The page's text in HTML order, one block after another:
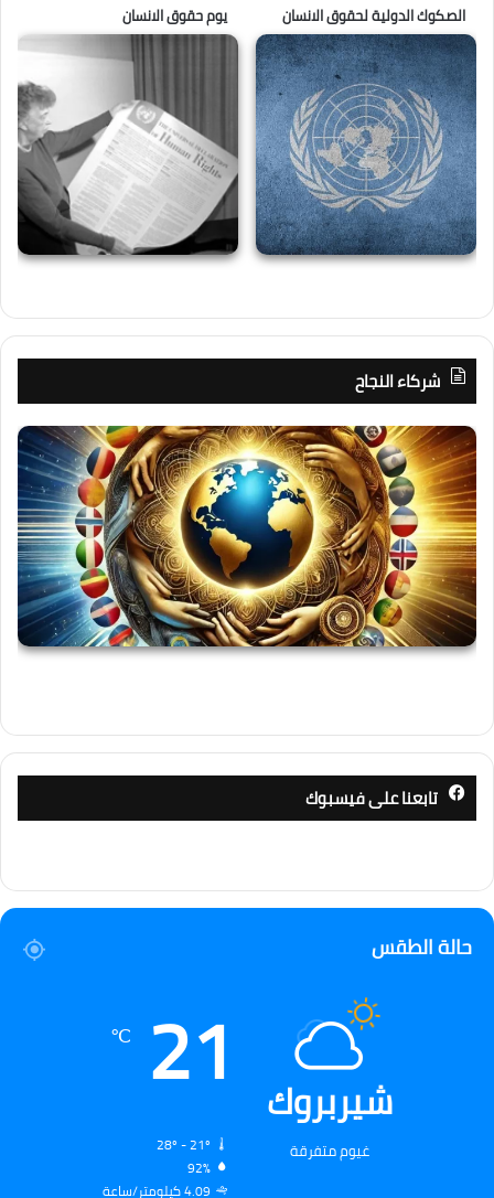
الصكوك الدولية لحقوق الانسان يوم حقوق الانسان
شركاء النجاح
تابعنا على فيسبوك
حالة الطقس
شيربروك
غيوم متفرقة
21
℃
92%
4.09 كيلومتر/ساعة